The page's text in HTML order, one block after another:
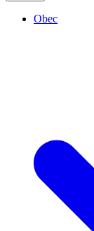
Obec